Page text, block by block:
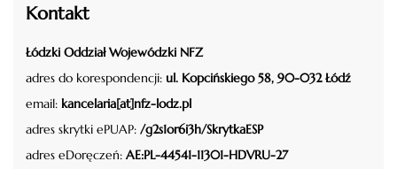
Kontakt
Łódzki Oddział Wojewódzki NFZ
adres do korespondencji: ul. Kopcińskiego 58, 90-032 Łódź
email: kancelaria[at]nfz-lodz.pl
adres skrytki ePUAP: /g2s1or6i3h/SkrytkaESP
adres eDoręczeń: AE:PL-44541-11301-HDVRU-27